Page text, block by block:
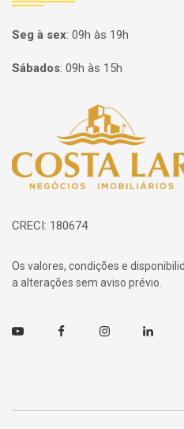
Seg à sex: 09h às 19h
Sábados: 09h às 15h
Página inicial
CRECI: 180674
Os valores, condições e
a alterações sem aviso prévio.
Youtube FacebookInstagramLinkedin